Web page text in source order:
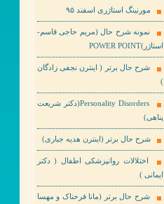
مورنینگ استاژری اسفند ۹۵
نمونه شرح حال (مریم حاجی قاسم-
استاژر)POWER POINT
شرح حال برتر ( اینترن نجفی زادگان
)
Personality Disorders(دکتر شریعت
پناهی)
شرح حال برتر (اینترن هدیه جباری)
اختلالات روانپزشکی اطفال ( دکتر
ایمانی )
شرح حال برتر (مانا فرحناک و مهسا